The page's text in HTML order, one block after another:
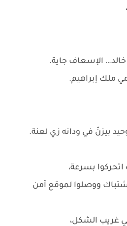
الإسعاف جاية.
ملك إبراهيم.
بيزنّ في ودانه زي لعنة.
بسرعة،
ووصلوا لموقع آمن
غريب الشكل،